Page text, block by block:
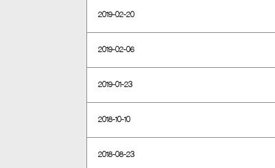
2019-02-20
2019-02-06
2019-01-23
2018-10-10
2018-08-23